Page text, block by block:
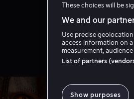
These choices will be
We and our
Use precise
access information on
measurement,
List of partners
Show purposes